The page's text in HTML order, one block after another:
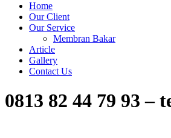
Home
Our Client
Our Service
Membran Bakar
Article
Gallery
Contact Us
0813 82 44 79 93